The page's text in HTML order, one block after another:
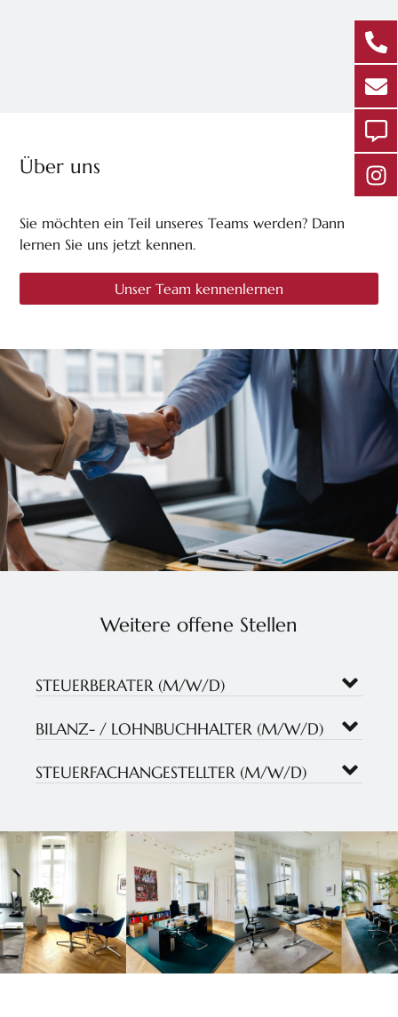
Über uns
Sie möchten ein Teil unseres Teams werden? Dann
lernen Sie uns jetzt kennen.
Unser Team kennenlernen
Weitere offene Stellen
STEUERBERATER (M/W/D)
BILANZ- / LOHNBUCHHALTER (M/W/D)
STEUERFACHANGESTELLTER (M/W/D)